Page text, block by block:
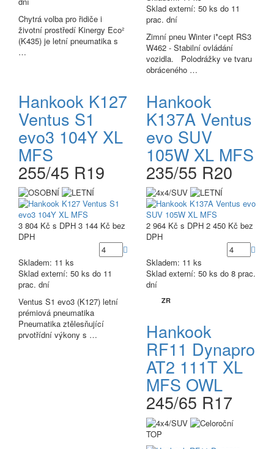
Chytrá volba pro řidiče i
životní prostředí Kinergy Eco²
(K435) je letní pneumatika s
…
Sklad externí: 50 ks do 11
prac. dní
Zimní pneu Winter i*cept RS3
W462 - Stabilní ovládání
vozidla. Polodrážky ve tvaru
obráceného …
Hankook K127
Ventus S1
evo3 104Y XL
MFS
255/45 R19
3 804 Kč s DPH 3 144 Kč bez
DPH
Skladem: 11 ks
Sklad externí: 50 ks do 11
prac. dní
Ventus S1 evo3 (K127) letní
prémiová pneumatika
Pneumatika ztělesňující
prvotřídní výkony s …
Hankook
K137A Ventus
evo SUV
105W XL MFS
235/55 R20
2 964 Kč s DPH 2 450 Kč bez
DPH
Skladem: 11 ks
Sklad externí: 50 ks do 8 prac.
dní
ZR
Hankook
RF11 Dynapro
AT2 111T XL
MFS OWL
245/65 R17
TOP